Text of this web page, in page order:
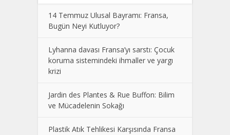
14 Temmuz Ulusal Bayramı: Fransa,
Bugün Neyi Kutluyor?
Lyhanna davası Fransa’yı sarstı: Çocuk
koruma sistemindeki ihmaller ve yargı
krizi
Jardin des Plantes & Rue Buffon: Bilim
ve Mücadelenin Sokağı
Plastik Atık Tehlikesi Karşısında Fransa